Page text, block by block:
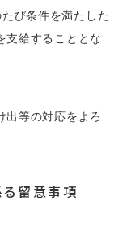
び条件を満たした
支給することとな
等の対応をよろ
留意事項